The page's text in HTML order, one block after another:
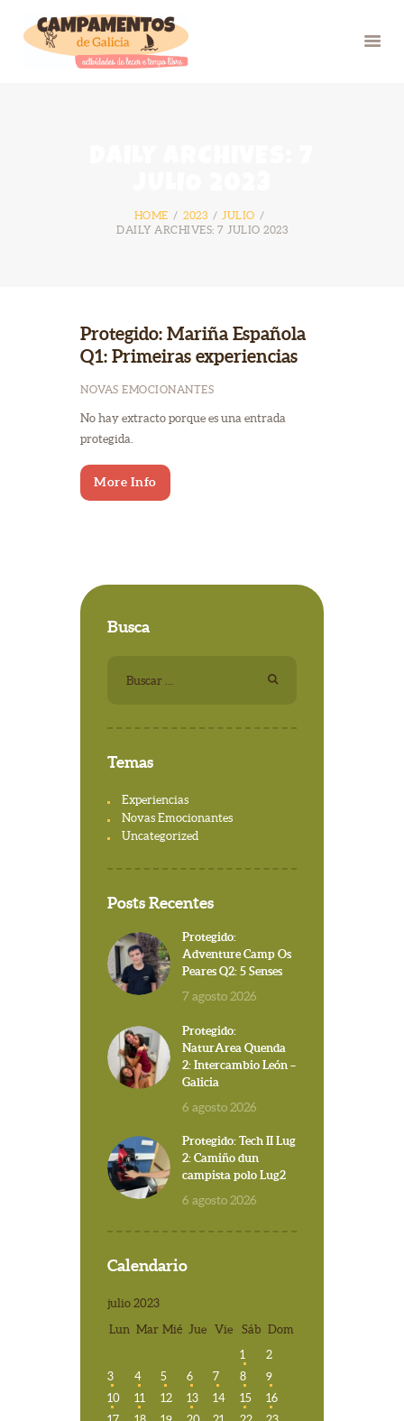
HOME 2023
JULIO
DAILY ARCHIVES: 7 JULIO 2023
FOTOS
Protegido: Mariña Española
Q1: Primeiras experiencias
NOVAS EMOCIONANTES
No hay extracto porque es una entrada
protegida.
More Info
Busca
Temas
Experiencias
Novas Emocionantes
Uncategorized
Posts Recentes
Protegido:
Adventure Camp Os
Peares Q2: 5 Senses
7 agosto 2026
Protegido:
NaturArea Quenda
2: Intercambio León –
Galicia
6 agosto 2026
Protegido: Tech II Lug
2: Camiño dun
campista polo Lug2
6 agosto 2026
Calendario
julio 2023
Lun Mar Mié Jue Vie Sáb Dom
1
2
3
4 5 6 7 8
9
10
11 12 13 14 15
16